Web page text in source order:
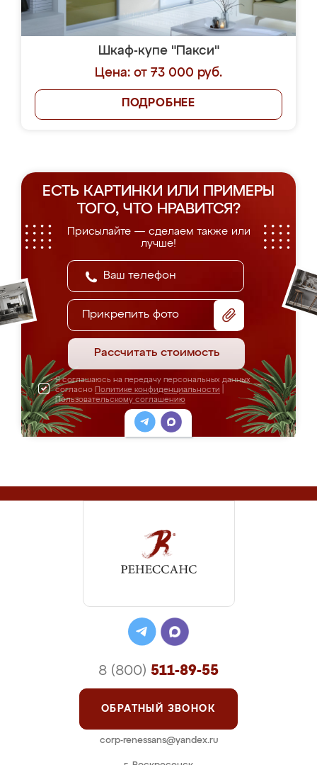
Шкаф-купе "Пакси"
Цена: от 73 000 руб.
ПОДРОБНЕЕ
ЕСТЬ КАРТИНКИ ИЛИ ПРИМЕРЫ
ТОГО, ЧТО НРАВИТСЯ?
Присылайте — сделаем также или
лучше!
Прикрепить фото
Рассчитать стоимость
Я соглашаюсь на передачу персональных данных
согласно Политике конфиденциальности
Пользовательскому соглашению
8 (800) 511-89-55
ОБРАТНЫЙ ЗВОНОК
corp-renessans@yandex.ru